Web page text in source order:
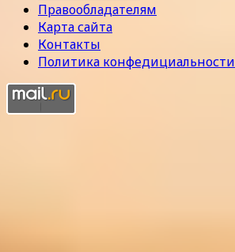
Правообладателям
Карта сайта
Контакты
Политика конфедициальности